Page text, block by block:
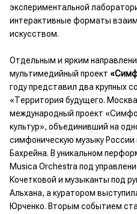
экспериментальной
интерактивные форматы
искусством.
Отдельным и ярким
мультимедийный проект
году представил два крупных
«Территория будущего.
международный проект
культур», объединивший на
симфоническую музыку
Бахрейна. В уникальном
Musica Orchestra под
Кочетковой и музыканты под
Альхана, а куратором
Юрченко. Вторым событием